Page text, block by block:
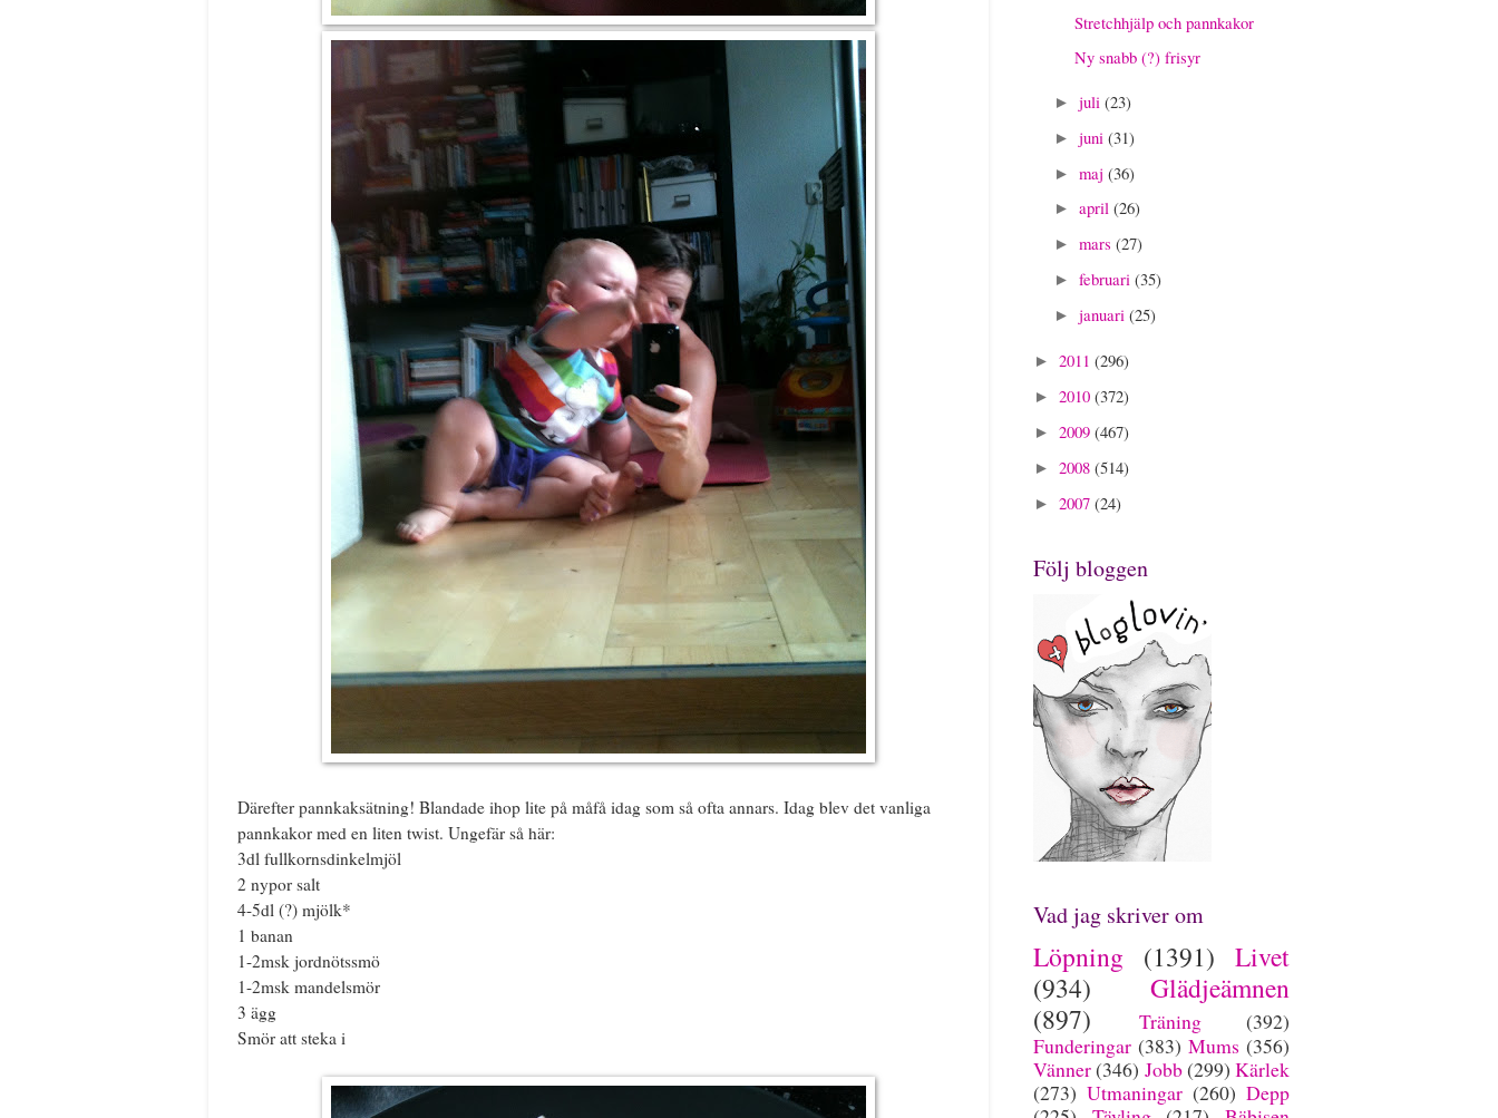
Därefter pannkaksätning! Blandade ihop lite på måfå idag som så ofta annars. Idag blev det vanliga
pannkakor med en liten twist. Ungefär så här:
3dl fullkornsdinkelmjöl
2 nypor salt
4-5dl (?) mjölk*
1 banan
1-2msk jordnötssmö
1-2msk mandelsmör
3 ägg
Smör att steka i
Stretchhjälp och pannkakor
Ny snabb (?) frisyr
► juli (23)
► juni (31)
► maj (36)
► april (26)
► mars (27)
► februari (35)
► januari (25)
► 2011 (296)
► 2010 (372)
► 2009 (467)
► 2008 (514)
► 2007 (24)
Följ bloggen
Vad jag skriver om
Löpning (1391) Livet
(934)
Glädjeämnen
(897)
Träning
(392)
Funderingar (383) Mums (356)
Vänner(346) Jobb(299) Kärlek
(273) Utmaningar (260) Depp